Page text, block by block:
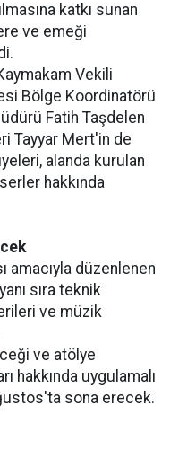
katkı sunan
ve emeği
Vekili
Bölge Koordinatörü
Fatih Taşdelen
Tayyar Mert'in de
alanda kurulan
hakkında
amacıyla düzenlenen
sıra teknik
ve müzik
ve atölye
hakkında uygulamalı
sona erecek.